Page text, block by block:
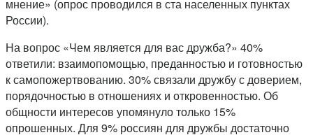
мнение» (опрос проводился в ста населенных пунктах
России).
На вопрос «Чем является для вас дружба?» 40%
ответили: взаимопомощью, преданностью и готовностью
к самопожертвованию. 30% связали дружбу с доверием,
порядочностью в отношениях и откровенностью. Об
общности интересов упомянуло только 15%
опрошенных. Для 9% россиян для дружбы достаточно